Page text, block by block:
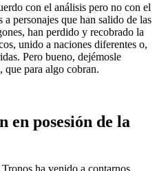
con el análisis pero no con el
personajes que han salido de las
han perdido y recobrado la
unido a naciones diferentes o,
Pero bueno, dejémosle
que para algo cobran.
en posesión de la